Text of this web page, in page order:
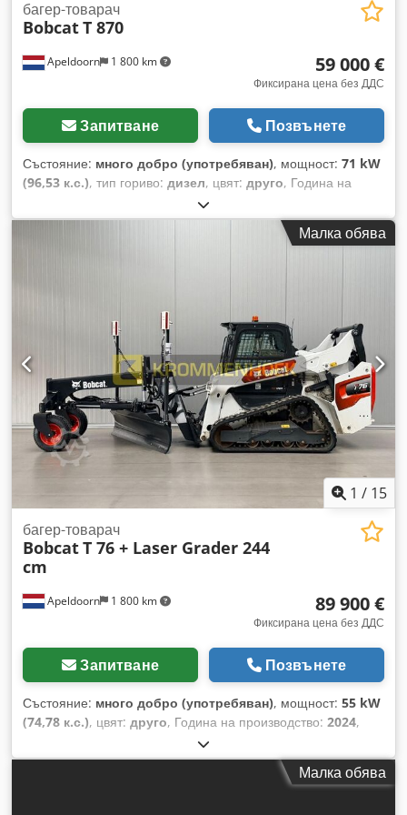
Apeldoorn 1 800 km
багер-товарач
BobcatT 870
59 000 €
Фиксирана цена без ДДС
Запитване Позвънете
Състояние: много добро (употребяван), мощност: 71 kW
(96,53 к.с.), тип гориво: дизел, цвят: друго, Година на
, часове на работа:
Оборудване:климатик, Година на производство: 2021
Тегло без товар: 5 863 кг Размери (Д x Ш x В): 390 x 215 x
Много добро = Допълнителни опции и оборудване = - 3-ти
хидравличен кръг - Работна(и) лампа(и) - Гуменни вериги -
Висок поток - Хидравличен бързосменник - Радио =
Бележки = Задвижваща система Емисионен стандарт:
Stage IV / Tier IV final Общо Dcsdpfx Aoyc Nxtof Hjk
Държава на производство: САЩ Състояние СЕ тип: CE High
Flow допълнителна хидравлика, 2 скоростни степени,
окачване на веригата, допълнителни работни светлини,
хидравличен бързосменник, радио, въздушно окачена
Малка обява
1 / 15
Apeldoorn 1 800 km
багер-товарач
BobcatT 76 + Laser Grader 244
cm
89 900 €
Фиксирана цена без ДДС
Запитване Позвънете
Състояние: много добро (употребяван), мощност: 55 kW
(74,78 к.с.), цвят: друго, Година на производство: 2024,
, Оборудване:
производство: 2024 Собствена маса: 4.898 кг Шаси: твърдо
Управление: ръчно Марка на двигателя: BobcatМалка обява